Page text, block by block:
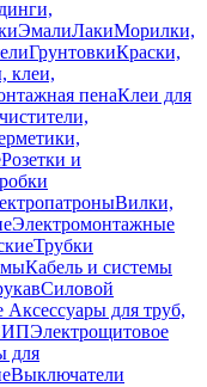
ЭмалиЛакиМорилки,
ГрунтовкиКраски,
клеи,
пенаКлеи для
Розетки и
Вилки,
Электромонтажные
Трубки
Кабель и системы
Силовой
Аксессуары для труб,
Электрощитовое
для
Выключатели